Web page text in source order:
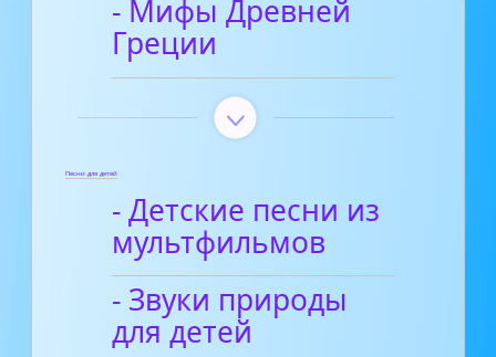
- Мифы Древней
Греции
Песни для детей
- Детские песни из
мультфильмов
- Звуки природы
для детей